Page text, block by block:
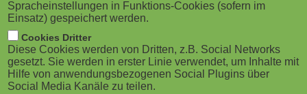
l
e
)
P
I
Weitere Regeln
des AI Acts
greifen – trotz
offener Fragen
Coursera
Millionen US-
Dollar in
Spracheinstellungen in Funktions-Cookies (sofern im
Einsatz) gespeichert werden.
Cookies Dritter
Diese Cookies werden von Dritten, z.B. Social Networks
gesetzt. Sie werden in erster Linie verwendet, um Inhalte mit
Hilfe von anwendungsbezogenen Social Plugins über
Social Media Kanäle zu teilen.